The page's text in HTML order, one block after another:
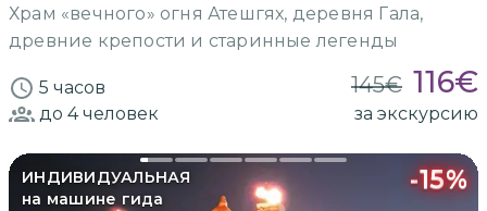
Храм «вечного» огня Атешгях, деревня Гала,
древние крепости и старинные легенды
5 часов 145€ 116€
до 4человек за экскурсию
ИНДИВИДУАЛЬНАЯ
на машине гида
-15%